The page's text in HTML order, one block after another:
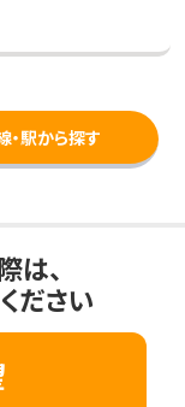
・駅から探す
は、
ださい